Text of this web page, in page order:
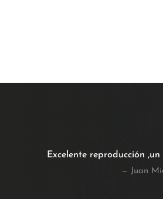
Excelente reproducción
— Juan